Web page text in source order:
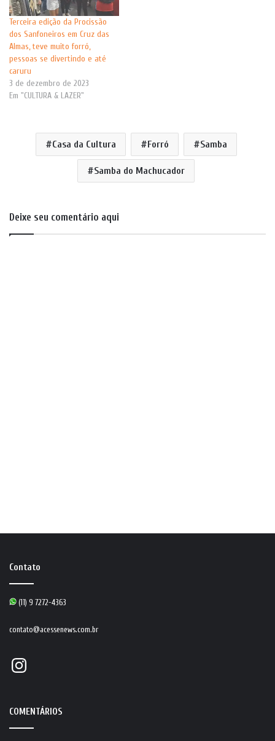
Terceira edição da Procissão
dos Sanfoneiros em Cruz das
Almas, teve muito forró,
pessoas se divertindo e até
caruru
3 de dezembro de 2023
Em "CULTURA & LAZER"
Casa da Cultura Forró Samba
Samba do Machucador
Deixe seu comentário aqui
Contato
(11) 9 7272-4363
contato@acessenews.com.br
Instagram
COMENTÁRIOS